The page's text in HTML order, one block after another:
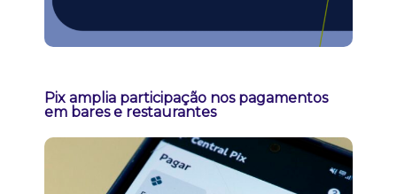
Pix amplia participação nos pagamentos
em bares e restaurantes